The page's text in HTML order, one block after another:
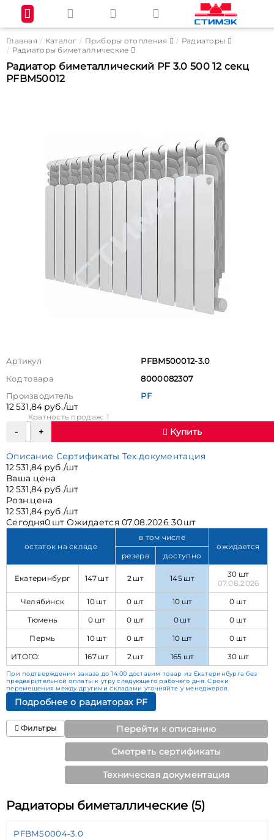
Главная Каталог Приборы отопления
Радиаторы
Радиаторы биметаллические
Радиатор биметаллический PF 3.0 500 12 секц
PFBM50012
Артикул
PFBM500012-3.0
Код товара
8000082307
Производитель
PF
12 531,84 руб./шт
Кратность продаж: 1
Купить
Описание Сертификаты Тех.документация
12 531,84 руб./шт
Ваша цена
12 531,84 руб./шт
Розн.цена
12 531,84 руб./шт
Сегодня0 шт Ожидается 07.08.2026 30 шт
остаток на складе
в том числе
ожидается
резерв
доступно
Екатеринбург 147 шт 2 шт 145 шт
30 шт
07.08.2026
Челябинск
10 шт 0 шт 10 шт
0 шт
Тюмень
0 шт 0 шт 0 шт
0 шт
Пермь
10 шт 0 шт 10 шт
0 шт
ИТОГО:
167 шт 2 шт 165 шт 30 шт
При подтверждении заказа до 14:00 доставим товар из Екатеринбурга без
предварительной оплаты к утру следующего рабочего дня. Сроки
перемещения между другими складами уточняйте у менеджеров.
Подробнее о радиаторах PF
Фильтры Перейти к описанию
Смотреть сертификаты
Техническая документация
Радиаторы биметаллические (5)
PFBM50004-3.0